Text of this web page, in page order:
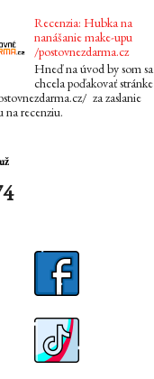
Recenzia: Hubka na
nanášanie make-upu
/postovnezdarma.cz
Hneď na úvod by som sa
chcela poďakovať stránke
za zaslanie
na recenziu.